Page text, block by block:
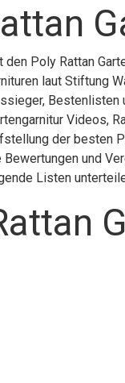
Poly Rattan
laut Stiftung
Bestenlisten
Videos,
der besten
und
Listen